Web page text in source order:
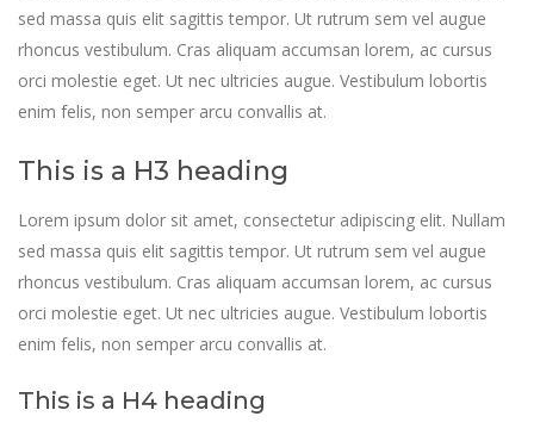
sed massa quis elit sagittis tempor. Ut rutrum sem vel augue
rhoncus vestibulum. Cras aliquam accumsan lorem, ac cursus
orci molestie eget. Ut nec ultricies augue. Vestibulum lobortis
enim felis, non semper arcu convallis at.
This is a H3 heading
Lorem ipsum dolor sit amet, consectetur adipiscing elit. Nullam
sed massa quis elit sagittis tempor. Ut rutrum sem vel augue
rhoncus vestibulum. Cras aliquam accumsan lorem, ac cursus
orci molestie eget. Ut nec ultricies augue. Vestibulum lobortis
enim felis, non semper arcu convallis at.
This is a H4 heading